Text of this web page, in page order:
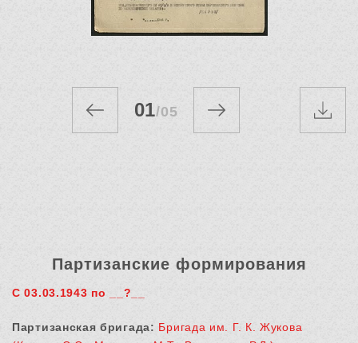
01/05
Партизанские формирования
С 03.03.1943 по __?__
Партизанская бригада: Бригада им. Г. К. Жукова